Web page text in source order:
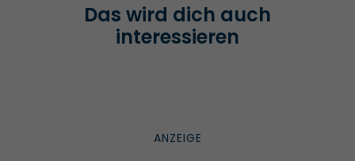
Das wird dich auch
interessieren